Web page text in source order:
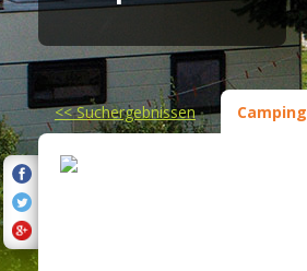
<<Suchergebnissen Camping